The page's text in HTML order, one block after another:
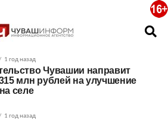
1 год назад
Чувашии направит
млн рублей на улучшение
селе
1 год назад